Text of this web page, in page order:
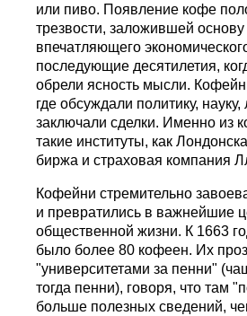
или пиво. Появление кофе
трезвости, заложившей основу
впечатляющего
последующие десятилетия,
обрели ясность мысли.
где обсуждали политику, науку,
заключали сделки. Именно из
такие институты, как
биржа и страховая компания
Кофейни стремительно
и превратились в важнейшие
общественной жизни. К 1663
было более 80 кофеен. Их
"университетами за пенни"
тогда пенни), говоря, что там
больше полезных сведений,